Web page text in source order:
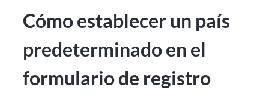
Cómo establecer un país
predeterminado en el
formulario de registro